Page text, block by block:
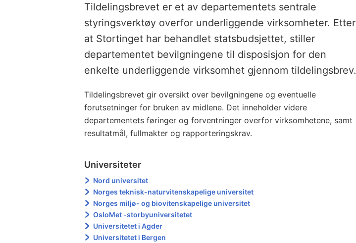
Tildelingsbrevet er et av departementets sentrale
styringsverktøy overfor underliggende virksomheter. Etter
at Stortinget har behandlet statsbudsjettet, stiller
departementet bevilgningene til disposisjon for den
enkelte underliggende virksomhet gjennom tildelingsbrev.
Tildelingsbrevet gir oversikt over bevilgningene og eventuelle
forutsetninger for bruken av midlene. Det inneholder videre
departementets føringer og forventninger overfor virksomhetene, samt
resultatmål, fullmakter og rapporteringskrav.
Universiteter
Nord universitet
Norges teknisk-naturvitenskapelige universitet
Norges miljø- og biovitenskapelige universitet
OsloMet -storbyuniversitetet
Universitetet i Agder
Universitetet i Bergen